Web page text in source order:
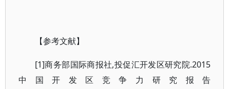
【参考文献】
[1]商务部国际商报社,投促汇开发区研究院.2015
中国开发区竞争力研究报告